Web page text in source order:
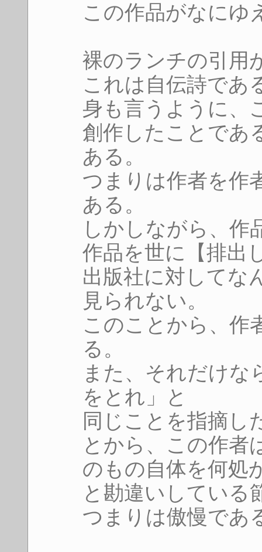
この作品がなにゆ
裸のランチの引用
これは自伝詩であ
身も言うように、
創作したことであ
ある。
つまりは作者を作
ある。
しかしながら、作
作品を世に【排出
出版社に対してな
見られない。
このことから、作
る。
また、それだけな
をとれ」と
同じことを指摘し
とから、この作者
のもの自体を何処
と勘違いしている
つまりは傲慢であ